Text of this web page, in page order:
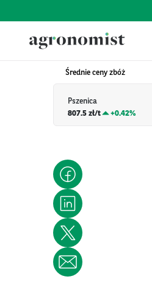
Średnie ceny zbóż
Pszenica
807.5 zł/t
+0.42%